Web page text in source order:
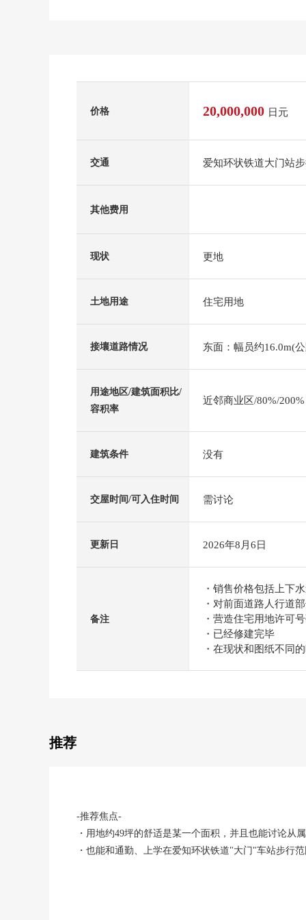
价格 20,000,000 日元
交通 爱知环状铁道大门站
其他费用
现状 更地
土地用途 住宅用地
接壤道路情况 东面：幅员约16.0m(
用途地区/建筑面积比/
容积率
近邻商业区/80%/200%
建筑条件 没有
交屋时间/可入住时间 需讨论
更新日 2026年8月6日
备注
・销售价格包括上下
・对前面道路人行道
・营造住宅用地许可
・已经修建完毕
・在现状和图纸不同
推荐
-推荐焦点-
・用地约49坪的舒适是某一个面积，并且也能讨论从
・也能和通勤、上学在爱知环状铁道"大门"车站步行